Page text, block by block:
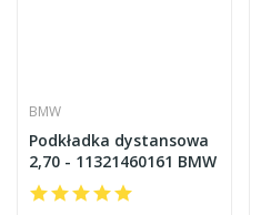
BMW
Podkładka dystansowa
2,70 - 11321460161 BMW